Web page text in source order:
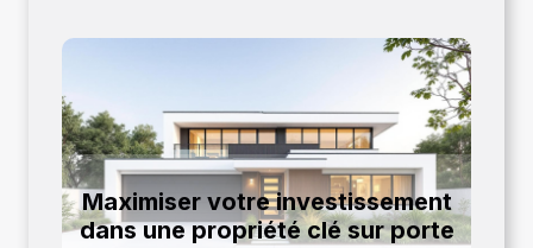
Maximiser votre investissement
dans une propriété clé sur porte